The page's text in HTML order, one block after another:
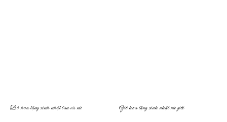
Bó hoa tặng sinh nhật lan vũ nữ Giỏ hoa tặng sinh nhật nữ giới